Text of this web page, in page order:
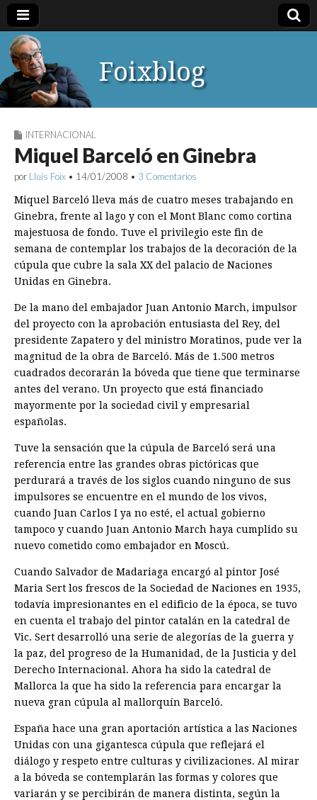
Foixblog
INTERNACIONAL
Miquel Barceló en Ginebra
por Lluís Foix • 14/01/2008 • 3 Comentarios
Miquel Barceló lleva más de cuatro meses trabajando en
Ginebra, frente al lago y con el Mont Blanc como cortina
majestuosa de fondo. Tuve el privilegio este fin de
semana de contemplar los trabajos de la decoración de la
cúpula que cubre la sala XX del palacio de Naciones
Unidas en Ginebra.
De la mano del embajador Juan Antonio March, impulsor
del proyecto con la aprobación entusiasta del Rey, del
presidente Zapatero y del ministro Moratinos, pude ver la
magnitud de la obra de Barceló. Más de 1.500 metros
cuadrados decorarán la bóveda que tiene que terminarse
antes del verano. Un proyecto que está financiado
mayormente por la sociedad civil y empresarial
españolas.
Tuve la sensación que la cúpula de Barceló será una
referencia entre las grandes obras pictóricas que
perdurará a través de los siglos cuando ninguno de sus
impulsores se encuentre en el mundo de los vivos,
cuando Juan Carlos I ya no esté, el actual gobierno
tampoco y cuando Juan Antonio March haya cumplido su
nuevo cometido como embajador en Moscú.
Cuando Salvador de Madariaga encargó al pintor José
Maria Sert los frescos de la Sociedad de Naciones en 1935,
todavía impresionantes en el edificio de la época, se tuvo
en cuenta el trabajo del pintor catalán en la catedral de
Vic. Sert desarrolló una serie de alegorías de la guerra y
la paz, del progreso de la Humanidad, de la Justicia y del
Derecho Internacional. Ahora ha sido la catedral de
Mallorca la que ha sido la referencia para encargar la
nueva gran cúpula al mallorquín Barceló.
España hace una gran aportación artística a las Naciones
Unidas con una gigantesca cúpula que reflejará el
diálogo y respeto entre culturas y civilizaciones. Al mirar
a la bóveda se contemplarán las formas y colores que
variarán y se percibirán de manera distinta, según la